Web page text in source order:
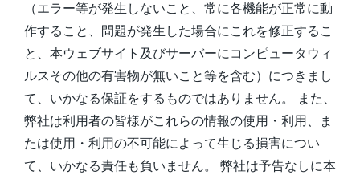
（エラー等が発生しないこと、常に各機能が正常に動
作すること、問題が発生した場合にこれを修正するこ
と、本ウェブサイト及びサーバーにコンピュータウィ
ルスその他の有害物が無いこと等を含む）につきまし
て、いかなる保証をするものではありません。 また、
弊社は利用者の皆様がこれらの情報の使用・利用、ま
たは使用・利用の不可能によって生じる損害につい
て、いかなる責任も負いません。 弊社は予告なしに本